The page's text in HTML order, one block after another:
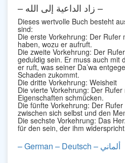
– زاد الداعية إلى الله –
Dieses wertvolle Buch besteht
sind:
Die erste Vorkehrung: Der Rufer
haben, wozu er aufruft.
Die zweite Vorkehrung: Der
geduldig sein. Er muss auch mit
er ruft, was seiner Da’wa
Schaden zukommt.
Die dritte Vorkehrung: Weisheit
Die vierte Vorkehrung: Der
Eigenschaften schmücken.
Die fünfte Vorkehrung: Der
zwischen sich selbst und den
Die sechste Vorkehrung: Das
für den sein, der ihm
– German – Deutsch – ألماني